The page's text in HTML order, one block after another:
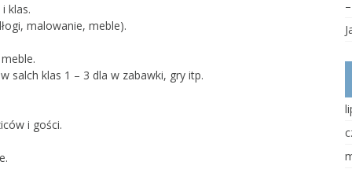
monitoringu wizyjnego
klas.
malowanie, meble).
salch klas 1 – 3 dla w zabawki, gry itp.
i gości.